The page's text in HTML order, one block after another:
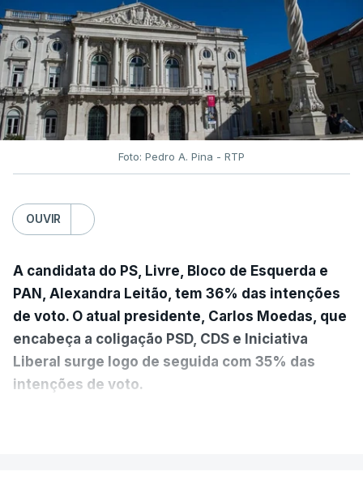
Foto: Pedro A. Pina - RTP
OUVIR
A candidata do PS, Livre, Bloco de Esquerda e
PAN, Alexandra Leitão, tem 36% das intenções
de voto. O atual presidente, Carlos Moedas, que
encabeça a coligação PSD, CDS e Iniciativa
Liberal surge logo de seguida com 35% das
intenções de voto.